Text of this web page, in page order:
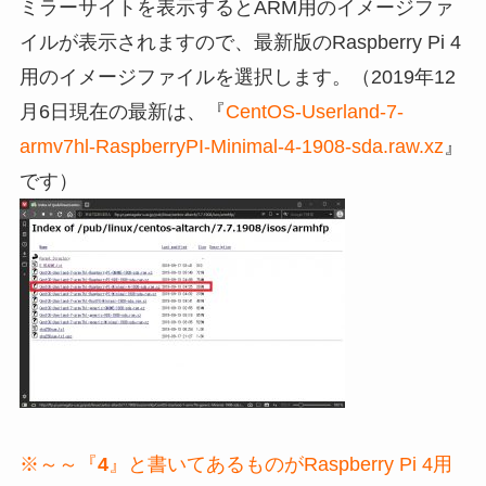
ミラーサイトを表示するとARM用のイメージファ
イルが表示されますので、最新版のRaspberry Pi 4
用のイメージファイルを選択します。（2019年12
月6日現在の最新は、『CentOS-Userland-7-
armv7hl-RaspberryPI-Minimal-4-1908-sda.raw.xz 』
です）
※～～『4』と書いてあるものがRaspberry Pi 4用